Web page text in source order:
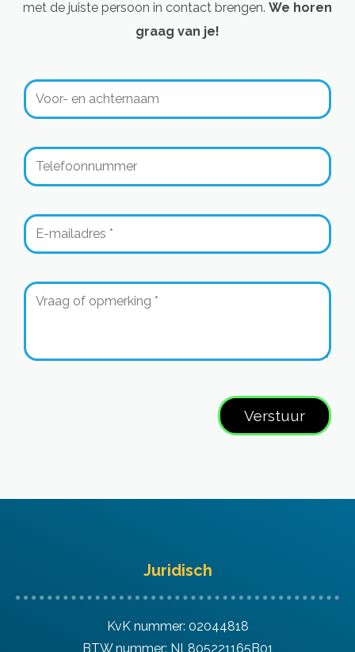
met de juiste persoon in contact brengen. We horen
graag van je!
Juridisch
KvK nummer: 02044818
BTW nummer: NL805221165B01